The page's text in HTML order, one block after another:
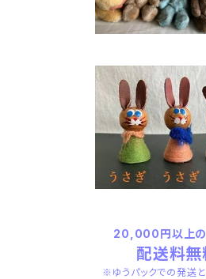
20,000円以上の
配送料無
※ゆうパックでの発送